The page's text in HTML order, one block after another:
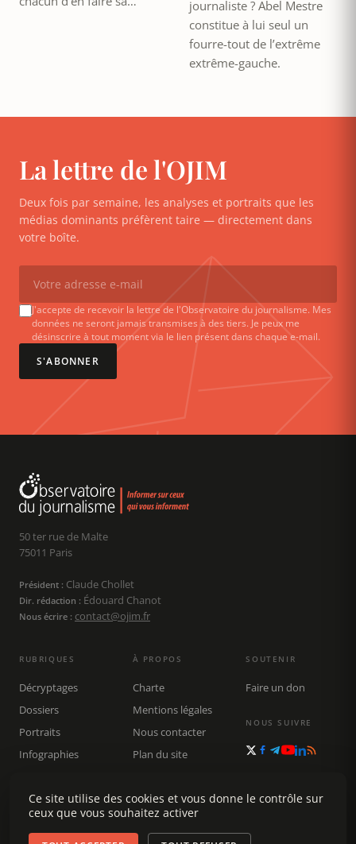
journaliste ? Abel Mestre
constitue à lui seul un
fourre-tout de l’extrême
extrême-gauche.
La lettre de l'OJIM
Deux fois par semaine, les analyses et portraits que les
médias dominants préfèrent taire — directement dans
votre boîte.
J'accepte de recevoir la lettre de l'Observatoire du journalisme. Mes
données ne seront jamais transmises à des tiers. Je peux me
désinscrire à tout moment via le lien présent dans chaque e-mail.
S'ABONNER
50 ter rue de Malte
75011 Paris
Président : Claude Chollet
Dir. rédaction : Édouard Chanot
Nous écrire : contact@ojim.fr
RUBRIQUES
Décryptages
Dossiers
Portraits
Infographies
Rechercher
À PROPOS
Charte
Mentions légales
Nous contacter
Plan du site
SOUTENIR
Faire un don
NOUS SUIVRE
Ce site utilise des cookies et vous donne le contrôle sur
ceux que vous souhaitez activer